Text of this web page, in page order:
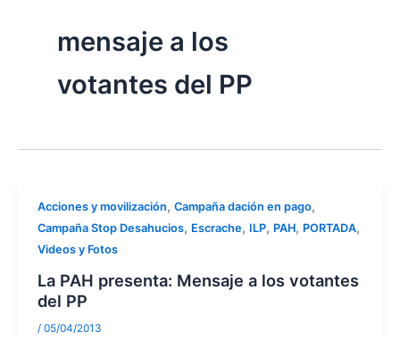
mensaje a los
votantes del PP
Acciones y movilización, Campaña dación en pago,
Campaña Stop Desahucios, Escrache, ILP, PAH, PORTADA,
Videos y Fotos
La PAH presenta: Mensaje a los votantes
del PP
/ 05/04/2013